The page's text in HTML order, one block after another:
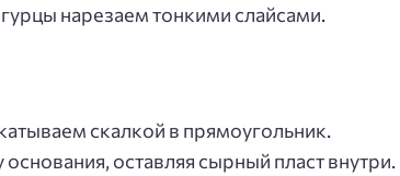
нарезаем тонкими слайсами.
скалкой в прямоугольник.
оставляя сырный пласт внутри.